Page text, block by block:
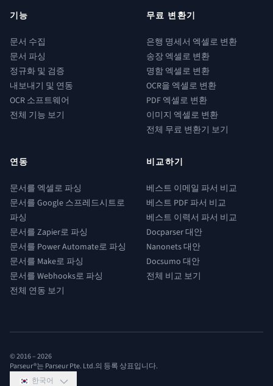
기능
문서 수집
문서 파싱
정규화 및 검증
내보내기 및 연동
OCR 소프트웨어
전체 기능 보기
무료 변환기
은행 명세서 엑셀로 변환
송장 엑셀로 변환
명함 엑셀로 변환
OCR을 엑셀로 변환
PDF 엑셀로 변환
이미지 엑셀로 변환
전체 무료 변환기 보기
연동
문서를 엑셀로 파싱
문서를 Google 스프레드시트로
파싱
문서를 Zapier로 파싱
문서를 Power Automate로 파싱
문서를 Make로 파싱
문서를 Webhooks로 파싱
전체 연동 보기
비교하기
베스트 이메일 파서 비교
베스트 PDF 파서 비교
베스트 이력서 파서 비교
Docparser 대안
Nanonets 대안
Docsumo 대안
전체 비교 보기
© 2016 –2026
Parseur®는 Parseur Pte. Ltd.의 등록 상표입니다.
한국어